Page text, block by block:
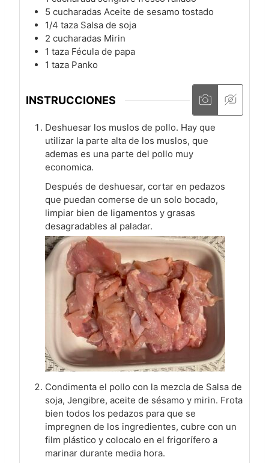
5 cucharadas Aceite de sesamo tostado
1/4 taza Salsa de soja
2 cucharadas Mirin
1 taza Fécula de papa
1 taza Panko
INSTRUCCIONES
Deshuesar los muslos de pollo. Hay que
utilizar la parte alta de los muslos, que
ademas es una parte del pollo muy
economica.
Después de deshuesar, cortar en pedazos
que puedan comerse de un solo bocado,
limpiar bien de ligamentos y grasas
desagradables al paladar.
Condimenta el pollo con la mezcla de Salsa de
soja, Jengibre, aceite de sésamo y mirin. Frota
bien todos los pedazos para que se
impregnen de los ingredientes, cubre con un
film plástico y colocalo en el frigorífero a
marinar durante media hora.